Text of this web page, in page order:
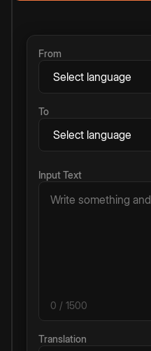
From
To
Input Text
0 / 1500
Translation